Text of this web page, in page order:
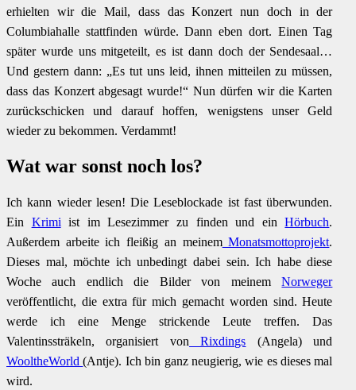
erhielten wir die Mail, dass das Konzert nun doch in der
Columbiahalle stattfinden würde. Dann eben dort. Einen Tag
später wurde uns mitgeteilt, es ist dann doch der Sendesaal…
Und gestern dann: „Es tut uns leid, ihnen mitteilen zu müssen,
dass das Konzert abgesagt wurde!“ Nun dürfen wir die Karten
zurückschicken und darauf hoffen, wenigstens unser Geld
wieder zu bekommen. Verdammt!
Wat war sonst noch los?
Ich kann wieder lesen! Die Leseblockade ist fast überwunden.
Ein Krimi ist im Lesezimmer zu finden und einHörbuch.
Außerdem arbeite ich fleißig an meinemMonatsmottoprojekt.
Dieses mal, möchte ich unbedingt dabei sein. Ich habe diese
Woche auch endlich die Bilder von meinemNorweger
veröffentlicht, die extra für mich gemacht worden sind. Heute
werde ich eine Menge strickende Leute treffen. Das
Valentinssträkeln, organisiert von Rixdings (Angela) und
WooltheWorld(Antje). Ich bin ganz neugierig, wie es dieses mal
wird.